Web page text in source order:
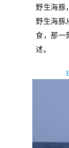
野生海豚
野生海豚
食，那一
述。